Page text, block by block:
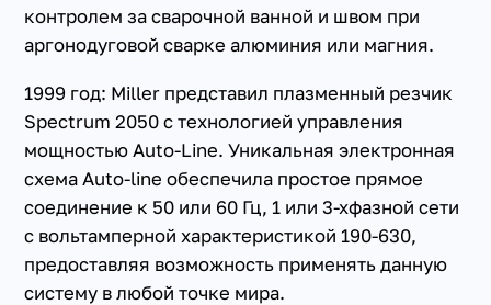
контролем за сварочной ванной и швом при
аргонодуговой сварке алюминия или магния.
1999 год: Miller представил плазменный резчик
Spectrum 2050 с технологией управления
мощностью Auto-Line. Уникальная электронная
схема Auto-line обеспечила простое прямое
соединение к 50 или 60 Гц, 1 или 3-хфазной сети
с вольтамперной характеристикой 190-630,
предоставляя возможность применять данную
систему в любой точке мира.